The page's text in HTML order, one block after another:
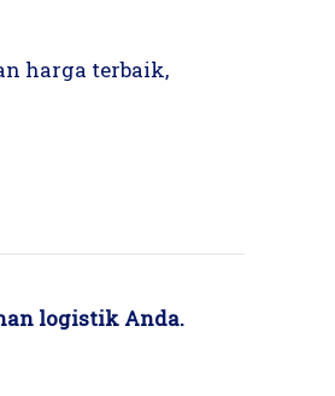
harga terbaik,
logistik Anda.